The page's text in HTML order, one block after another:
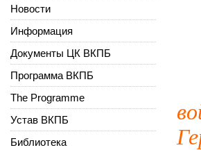
Новости
Информация
Документы ЦК ВКПБ
Программа ВКПБ
The Programme
Устав ВКПБ
Библиотека